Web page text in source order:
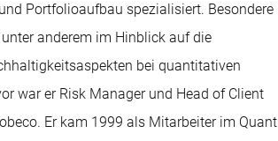
Portfolioaufbau spezialisiert. Besondere
anderem im Hinblick auf die
bei quantitativen
war er Risk Manager und Head of Client
Er kam 1999 als Mitarbeiter im Quant